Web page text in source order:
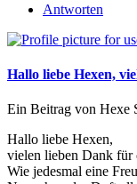
Antworten
Hallo liebe Hexen,
Ein Beitrag von Hexe
Hallo liebe Hexen,
vielen lieben Dank für
Wie jedesmal eine